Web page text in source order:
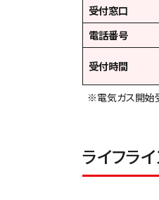
受付窓口
電話番号
受付時間
※電気ガス開始
ライフラ